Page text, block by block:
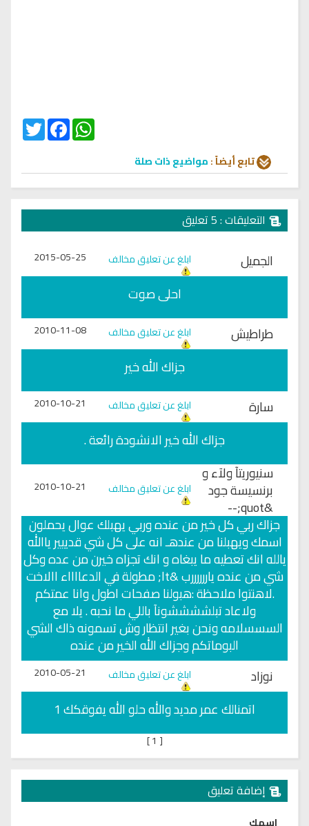
Twitter
FacebookWhatsApp
تابع أيضاً :مواضيع ذات صلة
التعليقات : 5 تعليق
الجميل ابلغ عن تعليق مخالف 2015-05-25
احلى صوت
طراطيش
ابلغ عن تعليق مخالف 2010-11-08
جزاك الله خير
سارة
ابلغ عن تعليق مخالف 2010-10-21
جزاك الله خير الانشودة رائعة .
سنيوريتآ ولآء و
برنسيسة جود
&quot;--
ابلغ عن تعليق مخالف 2010-10-21
جزاك ربي كل خير من عنده وربي يهبلك عوال يحملون
اسمك ويهبلنا من عندهـ انه على كل شي قدييير ياالله
يالله انك تعطيه ما يبغاه و انك تجزاه خيرن من عده وكل
شي من عنده ياررررررب &lt; مطولة في الدعااااء االاخت
.لاهنتوا ملاحظة :هبولنا صفحات اطول وانا عمتكم
ولاعاد تبلششششونآ باللي ما نحبه . يلا مع
السسسلامه ونحن بغير انتظار وش تسمونه ذاك الشي
البوماتكم وجزاك الله الخير من عنده
نوزاد
ابلغ عن تعليق مخالف 2010-05-21
اتمنالك عمر مديد والله حلو الله يفوقكك 1
[
]
إضافة تعليق